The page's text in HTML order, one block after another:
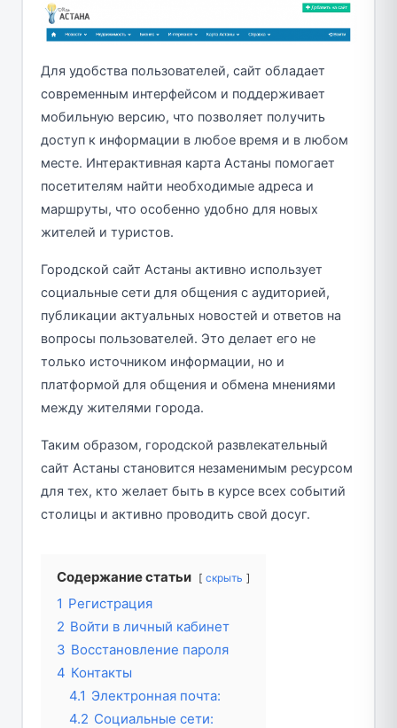
Для удобства пользователей, сайт обладает
современным интерфейсом и поддерживает
мобильную версию, что позволяет получить
доступ к информации в любое время и в любом
месте. Интерактивная карта Астаны помогает
посетителям найти необходимые адреса и
маршруты, что особенно удобно для новых
жителей и туристов.
Городской сайт Астаны активно использует
социальные сети для общения с аудиторией,
публикации актуальных новостей и ответов на
вопросы пользователей. Это делает его не
только источником информации, но и
платформой для общения и обмена мнениями
между жителями города.
Таким образом, городской развлекательный
сайт Астаны становится незаменимым ресурсом
для тех, кто желает быть в курсе всех событий
столицы и активно проводить свой досуг.
Содержание статьи скрыть
1 Регистрация
2 Войти в личный кабинет
3 Восстановление пароля
4 Контакты
4.1 Электронная почта:
4.2 Социальные сети: